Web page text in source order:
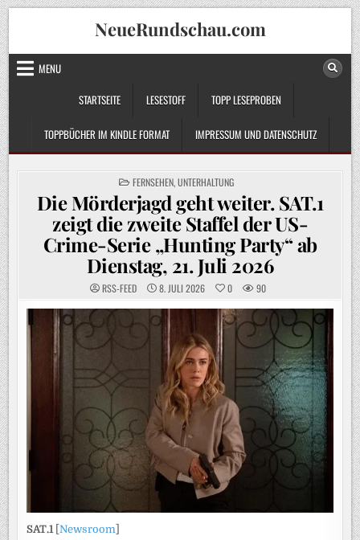
Skip
to
content
NeueRundschau.com
MENU
STARTSEITE
LESESTOFF TOPP LESEPROBEN
TOPPBÜCHER IM KINDLE FORMAT IMPRESSUM UND DATENSCHUTZ
POSTED
IN
FERNSEHEN,UNTERHALTUNG
Die Mörderjagd geht weiter. SAT.1
zeigt die zweite Staffel der US-
Crime-Serie „Hunting Party“ ab
Dienstag, 21. Juli 2026
RSS-FEED 8. JULI 2026 0 90
SAT.1[Newsroom